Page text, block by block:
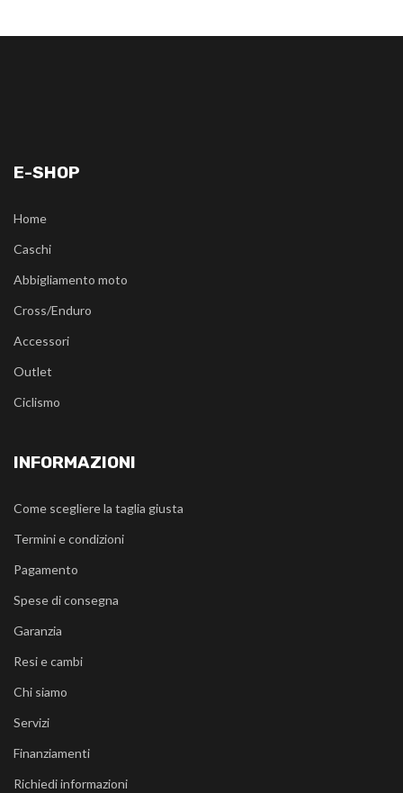
E-SHOP
Home
Caschi
Abbigliamento moto
Cross/Enduro
Accessori
Outlet
Ciclismo
INFORMAZIONI
Come scegliere la taglia giusta
Termini e condizioni
Pagamento
Spese di consegna
Garanzia
Resi e cambi
Chi siamo
Servizi
Finanziamenti
Richiedi informazioni